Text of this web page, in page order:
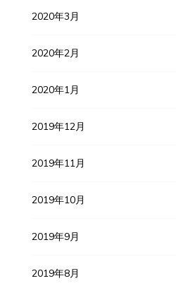
2020年3月
2020年2月
2020年1月
2019年12月
2019年11月
2019年10月
2019年9月
2019年8月